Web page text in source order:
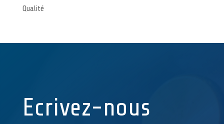
Qualité
Ecrivez-nous